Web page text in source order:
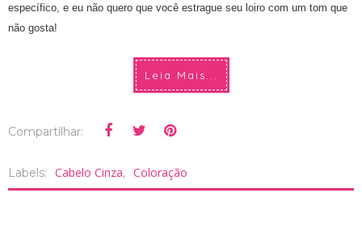
específico, e eu não quero que você estrague seu loiro com um tom que
não gosta!
Leia Mais...
Compartilhar:
Labels: Cabelo Cinza, Coloração